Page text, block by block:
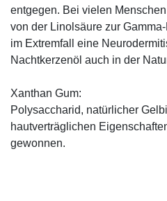
entgegen. Bei vielen
von der Linolsäure zur
im Extremfall eine
Nachtkerzenöl auch in der
Xanthan Gum:
Polysaccharid, natürlicher
hautverträglichen
gewonnen.